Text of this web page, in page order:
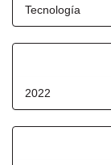
Tecnología
2022